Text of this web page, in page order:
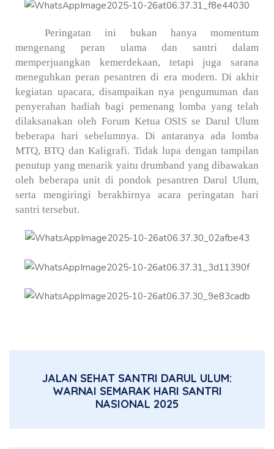
Peringatan ini bukan hanya momentum
mengenang peran ulama dan santri dalam
memperjuangkan kemerdekaan, tetapi juga sarana
meneguhkan peran pesantren di era modern. Di akhir
kegiatan upacara, disampaikan nya pengumuman dan
penyerahan hadiah bagi pemenang lomba yang telah
dilaksanakan oleh Forum Ketua OSIS se Darul Ulum
beberapa hari sebelumnya. Di antaranya ada lomba
MTQ, BTQ dan Kaligrafi. Tidak lupa dengan tampilan
penutup yang menarik yaitu drumband yang dibawakan
oleh beberapa unit di pondok pesantren Darul Ulum,
serta mengiringi berakhirnya acara peringatan hari
santri tersebut.
JALAN SEHAT SANTRI DARUL ULUM:
WARNAI SEMARAK HARI SANTRI
NASIONAL 2025